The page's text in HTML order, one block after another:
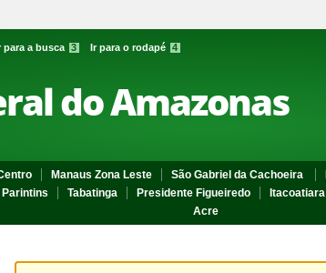
para a busca 3 Ir para o rodapé 4
do Amazonas
Manaus Zona Leste São Gabriel da Cachoeira
Parintins Tabatinga Presidente Figueiredo Itacoatiara
Acre